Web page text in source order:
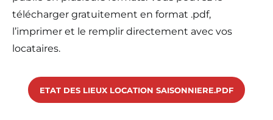
télécharger gratuitement en format .pdf,
l’imprimer et le remplir directement avec vos
locataires.
ETAT DES LIEUX LOCATION SAISONNIERE.PDF